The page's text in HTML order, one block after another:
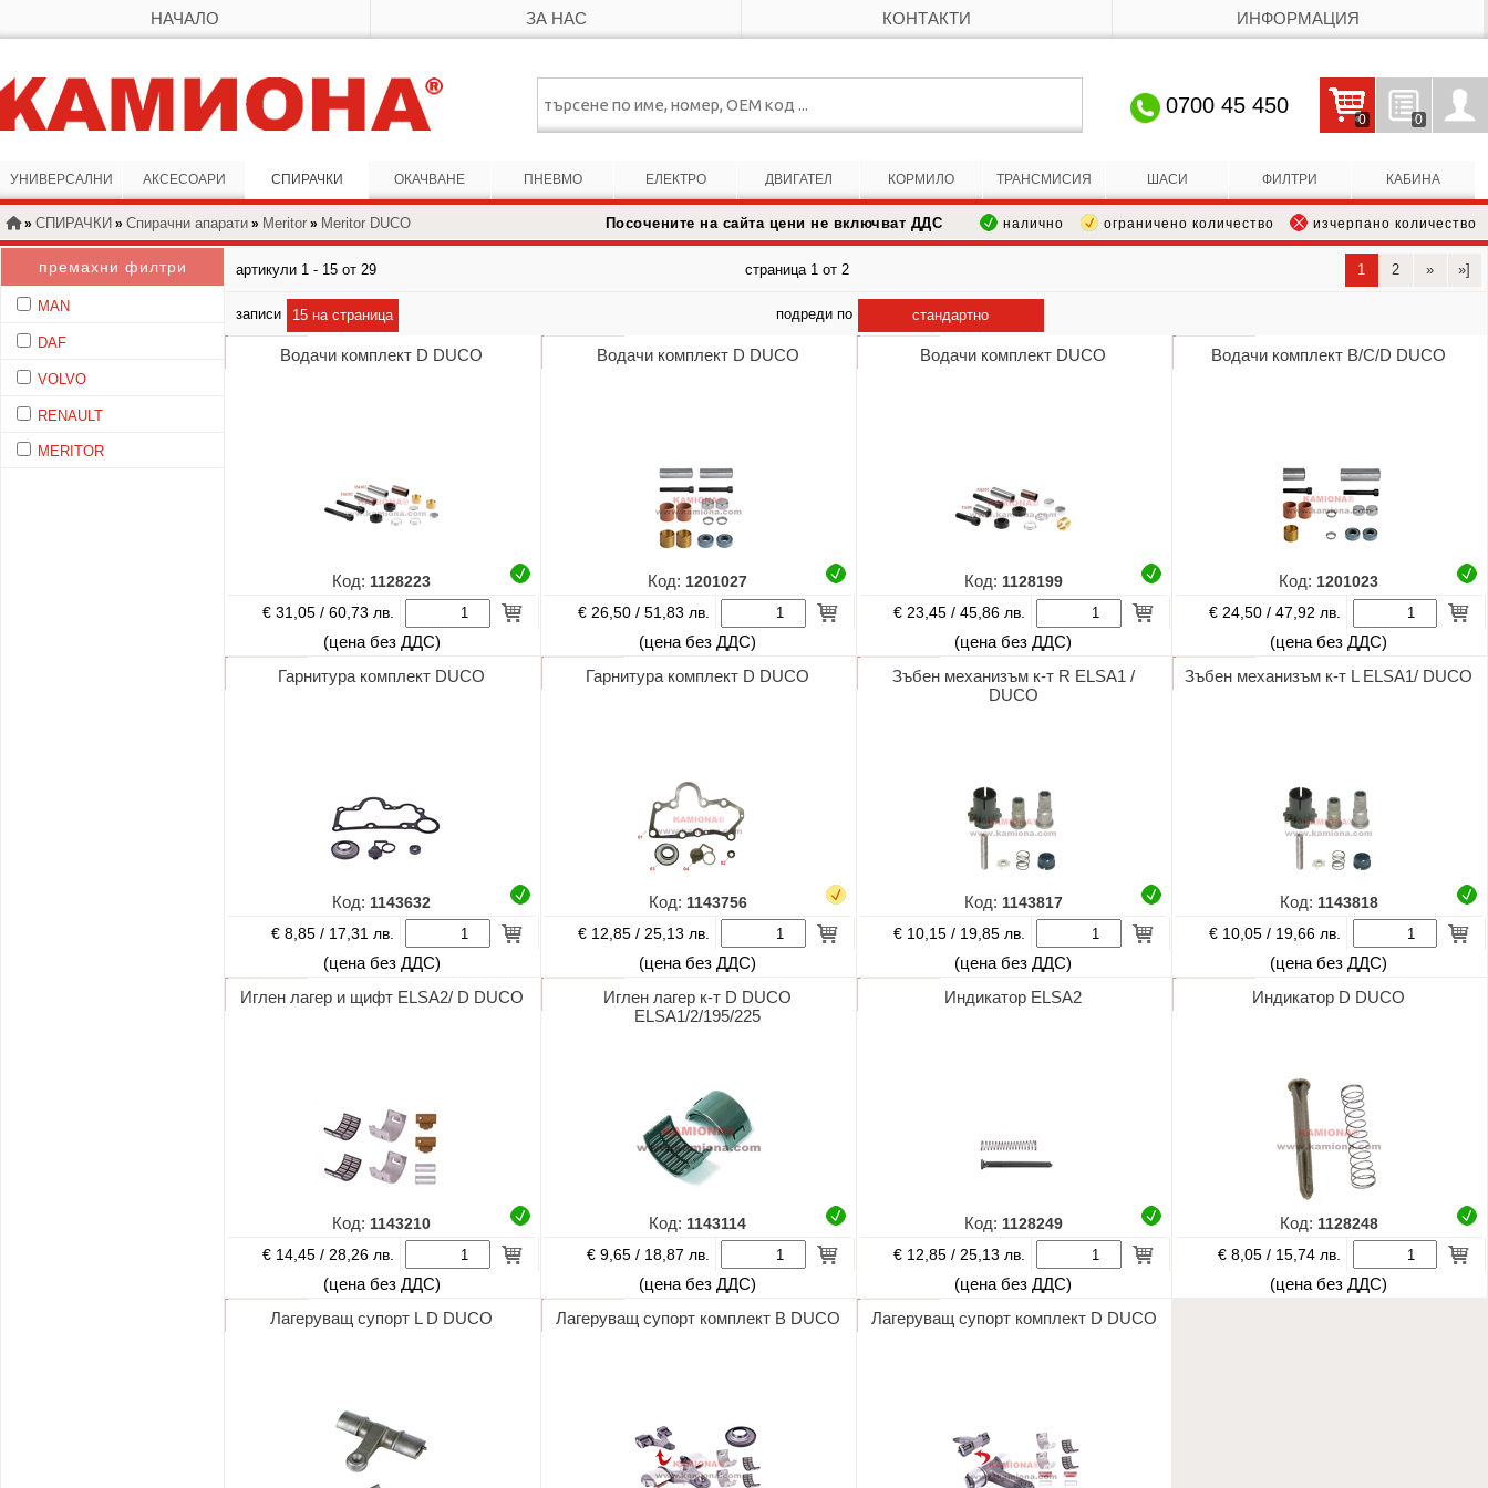
НАЧАЛО ЗА НАС КОНТАКТИ ИНФОРМАЦИЯ
0
0
Кошницата е празна
0700 45 450
УНИВЕРСАЛНИ АКСЕСОАРИ СПИРАЧКИ ОКАЧВАНЕ ПНЕВМО ЕЛЕКТРО ДВИГАТЕЛ КОРМИЛО ТРАНСМИСИЯ ШАСИ ФИЛТРИ КАБИНА
» СПИРАЧКИ » Спирачни апарати » Meritor » Meritor DUCO изчерпано количество
ограничено количество
налично
Посочените на сайта цени не включват ДДС
премахни филтри
MAN
DAF
VOLVO
RENAULT
MERITOR
артикули 1 - 15 от 29 страница 1 от 2 1 2 » »]
записи 15 на страница подреди по стандартно
Водачи комплект D DUCO
Код:1128223
€ 31,05 / 60,73 лв.
(цена без ДДС)
Водачи комплект D DUCO
Код:1201027
€ 26,50 /51,83 лв.
(цена без ДДС)
Водачи комплект DUCO
Код: 1128199
€ 23,45 /45,86 лв.
(цена без ДДС)
Водачи комплект B/C/D DUCO
Код:1201023
€ 24,50 /47,92 лв.
(цена без ДДС)
Гарнитура комплект DUCO
Код: 1143632
€ 8,85 / 17,31 лв.
(цена без ДДС)
Гарнитура комплект D DUCO
Код: 1143756
€ 12,85 / 25,13 лв.
(цена без ДДС)
Зъбен механизъм к-т R ELSA1 /
DUCO
Код: 1143817
€ 10,15 / 19,85 лв.
(цена без ДДС)
Зъбен механизъм к-т L ELSA1/ DUCO
Код: 1143818
€ 10,05 / 19,66 лв.
(цена без ДДС)
Иглен лагер и щифт ELSA2/ D DUCO
Код: 1143210
€ 14,45 / 28,26 лв.
(цена без ДДС)
Иглен лагер к-т D DUCO
ELSA1/2/195/225
Код: 1143114
€ 9,65 / 18,87 лв.
(цена без ДДС)
Индикатор ELSA2
Код: 1128249
€ 12,85 / 25,13 лв.
(цена без ДДС)
Индикатор D DUCO
Код: 1128248
€ 8,05 / 15,74 лв.
(цена без ДДС)
Лагеруващ супорт L D DUCO
Лагеруващ супорт комплект B DUCO Лагеруващ супорт комплект D DUCO